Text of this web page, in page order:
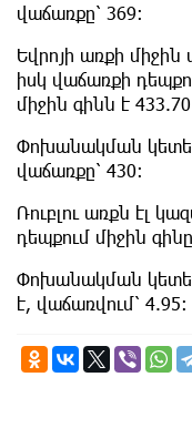
վաճառքը՝ 369։
Եվրոյի առքի
իսկ վաճառքի
միջին գինն է 433.70
Փոխանակման
վաճառքը՝ 430։
Ռուբլու առքն էլ
դեպքում միջին
Փոխանակման
է, վաճառվում՝ 4.95։